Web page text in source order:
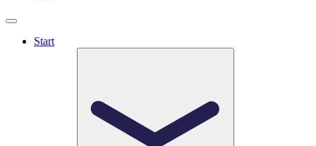
Start